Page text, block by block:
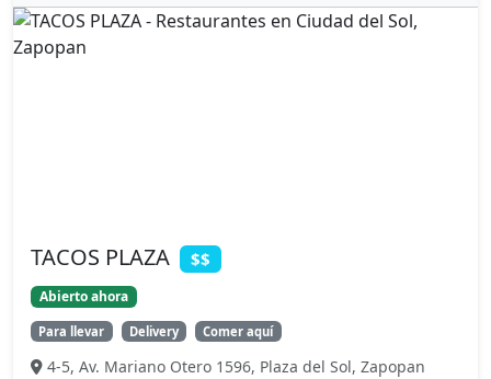
TACOS PLAZA $$
Abierto ahora
Para llevar Delivery Comer aquí
4-5, Av. Mariano Otero 1596, Plaza del Sol, Zapopan